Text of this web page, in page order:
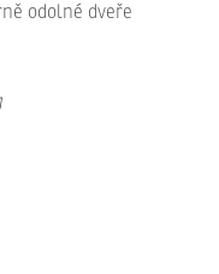
odolné dveře